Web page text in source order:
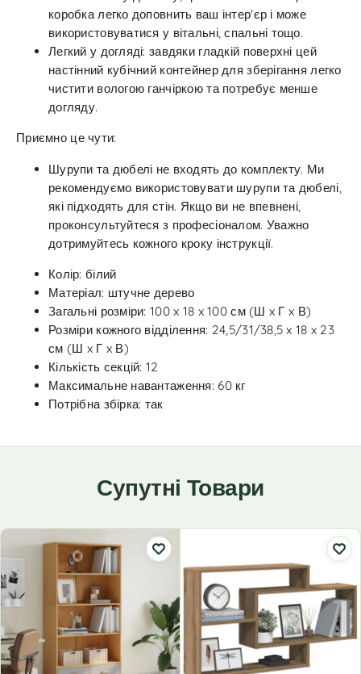
коробка легко доповнить ваш інтер'єр і може
використовуватися у вітальні, спальні тощо.
Легкий у догляді: завдяки гладкій поверхні цей
настінний кубічний контейнер для зберігання легко
чистити вологою ганчіркою та потребує менше
догляду.
Приємно це чути:
Шурупи та дюбелі не входять до комплекту. Ми
рекомендуємо використовувати шурупи та дюбелі,
які підходять для стін. Якщо ви не впевнені,
проконсультуйтеся з професіоналом. Уважно
дотримуйтесь кожного кроку інструкції.
Колір: білий
Матеріал: штучне дерево
Загальні розміри: 100 x 18 x 100 см (Ш x Г x В)
Розміри кожного відділення: 24,5/31/38,5 x 18 x 23
см (Ш x Г x В)
Кількість секцій: 12
Максимальне навантаження: 60 кг
Потрібна збірка: так
Супутні Товари